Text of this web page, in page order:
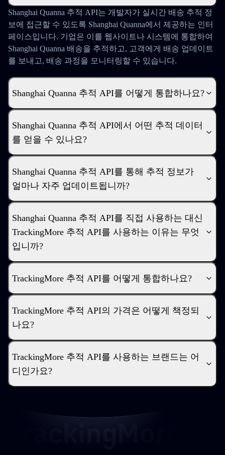
Shanghai Quanna 추적 API는 개발자가 실시간 배송 추적 정
보에 접근할 수 있도록 Shanghai Quanna에서 제공하는 인터
페이스입니다. 기업은 이를 웹사이트나 시스템에 통합하여
Shanghai Quanna 배송을 추적하고, 고객에게 배송 업데이트
를 보내고, 배송 과정을 모니터링할 수 있습니다.
Shanghai Quanna 추적 API를 어떻게 통합하나요?
Shanghai Quanna 추적 API에서 어떤 추적 데이터
를 얻을 수 있나요?
Shanghai Quanna 추적 API를 통해 추적 정보가
얼마나 자주 업데이트됩니까?
Shanghai Quanna 추적 API를 직접 사용하는 대신
TrackingMore 추적 API를 사용하는 이유는 무엇
입니까?
TrackingMore 추적 API를 어떻게 통합하나요?
TrackingMore 추적 API의 가격은 어떻게 책정되
나요?
TrackingMore 추적 API를 사용하는 브랜드는 어
디인가요?